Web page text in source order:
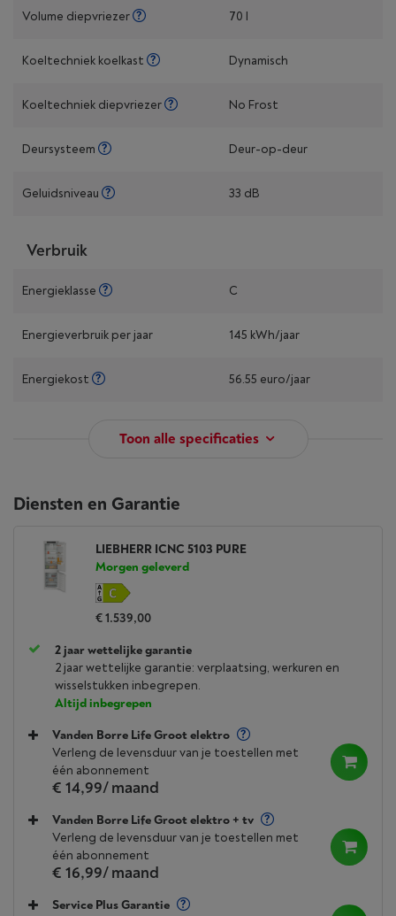
Volume diepvriezer 70 l
Koeltechniek koelkast Dynamisch
Koeltechniek diepvriezer No Frost
Deursysteem Deur-op-deur
Geluidsniveau 33 dB
Verbruik
Energieklasse C
Energieverbruik per jaar 145 kWh/jaar
Energiekost 56.55 euro/jaar
Toon alle specificaties
Diensten en Garantie
LIEBHERR ICNC 5103 PURE
Morgen geleverd
€ 1.539,00
2 jaar wettelijke garantie
2 jaar wettelijke garantie: verplaatsing, werkuren en
wisselstukken inbegrepen.
Altijd inbegrepen
Vanden Borre Life Groot elektro
Verleng de levensduur van je toestellen met
één abonnement
€ 14,99/ maand
Vanden Borre Life Groot elektro + tv
Verleng de levensduur van je toestellen met
één abonnement
€ 16,99/ maand
Service Plus Garantie